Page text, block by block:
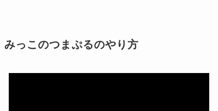
みっこのつまぷるのやり方